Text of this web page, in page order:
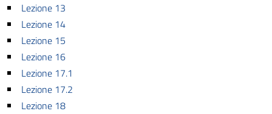
Lezione 13
Lezione 14
Lezione 15
Lezione 16
Lezione 17.1
Lezione 17.2
Lezione 18